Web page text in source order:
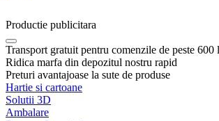
Productie publicitara
Transport gratuit pentru comenzile de peste
Ridica marfa din depozitul nostru rapid
Preturi avantajoase la sute de produse
Hartie si cartoane
Solutii 3D
Ambalare